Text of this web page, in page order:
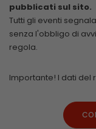
pubblicati sul sito.
Tutti gli eventi
senza l'obbligo di
regola.
Importante! I dati del